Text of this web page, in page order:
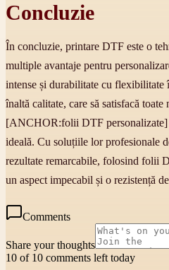
Concluzie
În concluzie, printare DTF este o
multiple avantaje pentru
intense și durabilitate cu flexibilitate
înaltă calitate, care să satisfacă
[ANCHOR:folii DTF personalizate]
ideală. Cu soluțiile lor profesionale
rezultate remarcabile, folosind folii
un aspect impecabil și o rezistență
Comments
Share your thoughts
10 of 10 comments left today